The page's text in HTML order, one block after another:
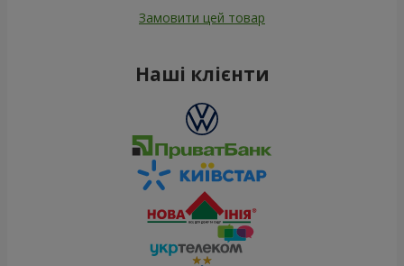
Замовити цей товар
Наші клієнти